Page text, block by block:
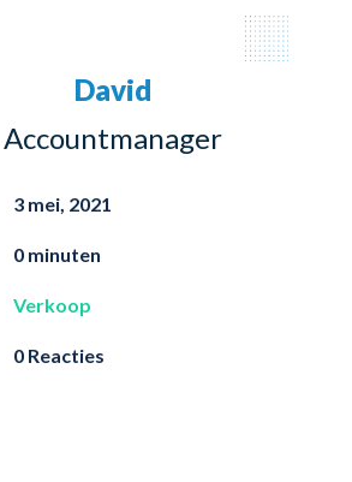
David
Accountmanager
3 mei, 2021
0 minuten
Verkoop
0 Reacties